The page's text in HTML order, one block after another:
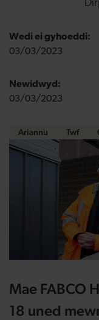
Wedi ei gyhoeddi:
03/03/2023
Newidwyd:
03/03/2023
Ariannu Twf
Mae FABCO
18 uned